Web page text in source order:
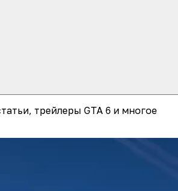
трейлеры GTA 6 и многое